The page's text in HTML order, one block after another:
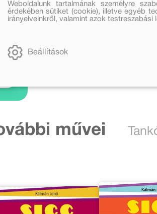
művei
Weboldalunk tartalmának személyre
érdekében sütiket (cookie), illetve egyéb
irányelveinkről, valamint azok
Beállítások